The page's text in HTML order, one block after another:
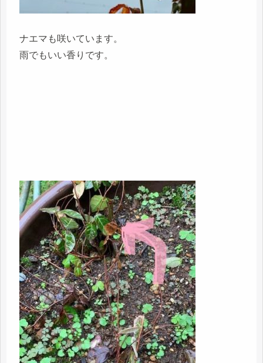
ナエマも咲いています。
雨でもいい香りです。